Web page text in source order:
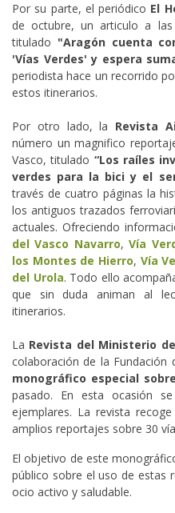
Por su parte, el periódico El
de octubre, un articulo a
titulado "Aragón cuenta
'Vías Verdes' y espera
periodista hace un recorrido
estos itinerarios.
Por otro lado, la Revista
número un magnifico
Vasco, titulado “Los raíles
verdes para la bici y el
través de cuatro páginas la
los antiguos trazados
actuales. Ofreciendo
del Vasco Navarro,Vía
los Montes de Hierro, Vía
del Urola. Todo ello
que sin duda animan al
itinerarios.
La Revista del Ministerio
colaboración de la Fundación
monográfico especial
pasado. En esta ocasión
ejemplares. La revista
amplios reportajes sobre 30
El objetivo de este
público sobre el uso de estas
ocio activo y saludable.